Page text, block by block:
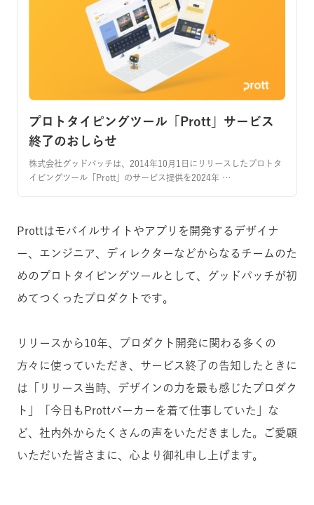
プロトタイピングツール「Prott」サービス
終了のおしらせ
株式会社グッドパッチは、2014年10月1日にリリースしたプロトタ
イピングツール「Prott」のサービス提供を2024年 …
Prottはモバイルサイトやアプリを開発するデザイナ
ー、エンジニア、ディレクターなどからなるチームのた
めのプロトタイピングツールとして、グッドパッチが初
めてつくったプロダクトです。
リリースから10年、プロダクト開発に関わる多くの
方々に使っていただき、サービス終了の告知したときに
は「リリース当時、デザインの力を最も感じたプロダク
ト」「今日もProttパーカーを着て仕事していた」な
ど、社内外からたくさんの声をいただきました。ご愛顧
いただいた皆さまに、心より御礼申し上げます。